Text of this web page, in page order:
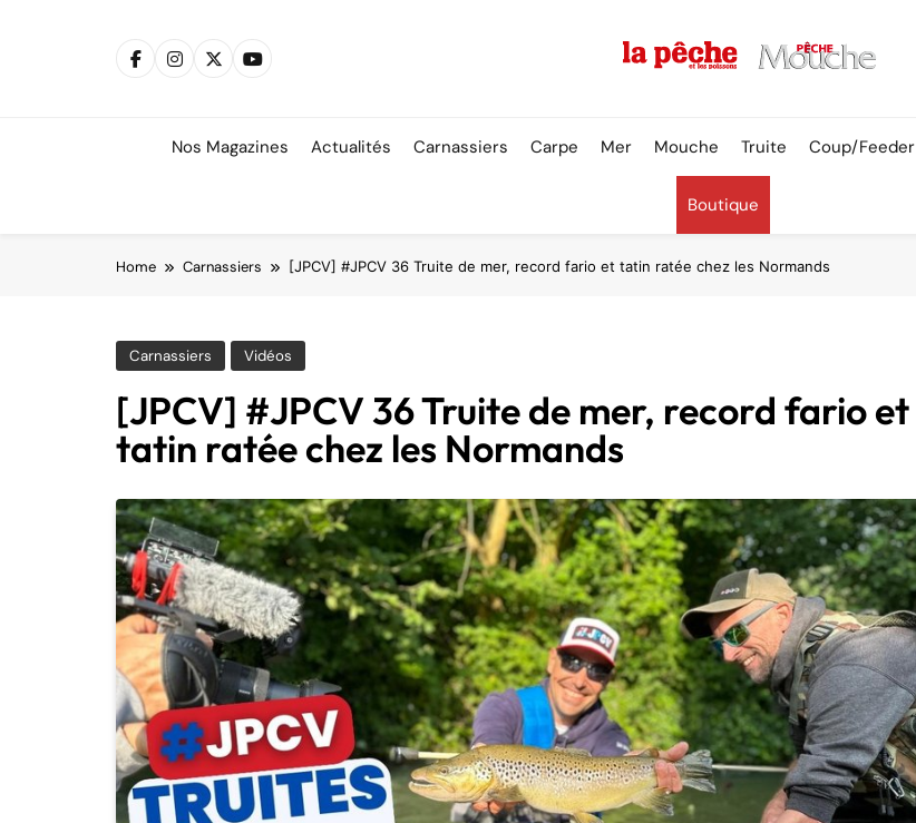
Nos Magazines Actualités Carnassiers Carpe Mer Mouche Truite Coup/Feeder
Boutique
Home Carnassiers [JPCV] #JPCV 36 Truite de mer, record fario et tatin ratée chez les Normands
Carnassiers Vidéos
[JPCV] #JPCV 36 Truite de mer, record fario et
tatin ratée chez les Normands